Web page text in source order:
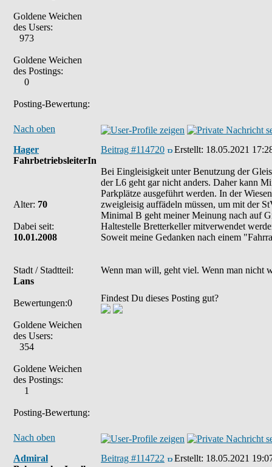
Goldene Weichen
des Users:
973
Goldene Weichen
des Postings:
0
Posting-Bewertung:
Nach oben
Hager
FahrbetriebsleiterIn
Alter: 70
Dabei seit:
10.01.2008
Stadt / Stadtteil:
Lans
Bewertungen:0
Goldene Weichen
des Users:
354
Goldene Weichen
des Postings:
1
Posting-Bewertung:
Beitrag #114720 Erstellt: 18.05.2021
Bei Eingleisigkeit unter Benutzung der
der L6 geht gar nicht anders. Daher kann
Parkplätze ausgeführt werden. In der
zweigleisig auffädeln müssen, um mit der
Minimal B geht meiner Meinung nach auf
Haltestelle Bretterkeller mitverwendet
Soweit meine Gedanken nach einem
Wenn man will, geht viel. Wenn man nicht
Findest Du dieses Posting gut?
Nach oben
Admiral
Beitrag #114722 Erstellt: 18.05.2021